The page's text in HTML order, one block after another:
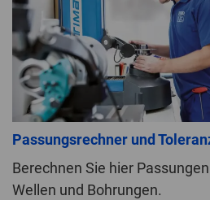
Passungsrechner und
Berechnen Sie hier
Wellen und Bohrungen.